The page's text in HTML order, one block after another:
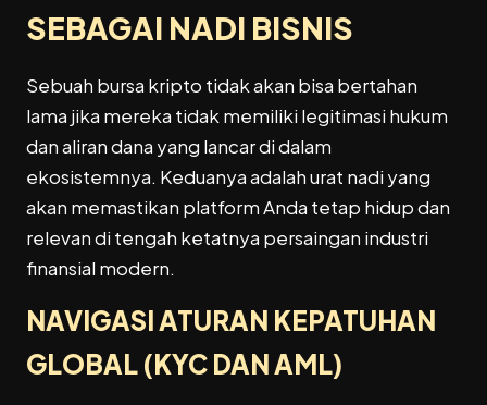
SEBAGAI NADI BISNIS
Sebuah bursa kripto tidak akan bisa bertahan
lama jika mereka tidak memiliki legitimasi hukum
dan aliran dana yang lancar di dalam
ekosistemnya. Keduanya adalah urat nadi yang
akan memastikan platform Anda tetap hidup dan
relevan di tengah ketatnya persaingan industri
finansial modern.
NAVIGASI ATURAN KEPATUHAN
GLOBAL (KYC DAN AML)